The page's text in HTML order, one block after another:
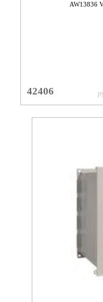
AW13836
42406